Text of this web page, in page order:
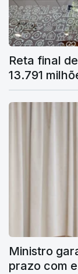
Reta final
13.791
Ministro
prazo com